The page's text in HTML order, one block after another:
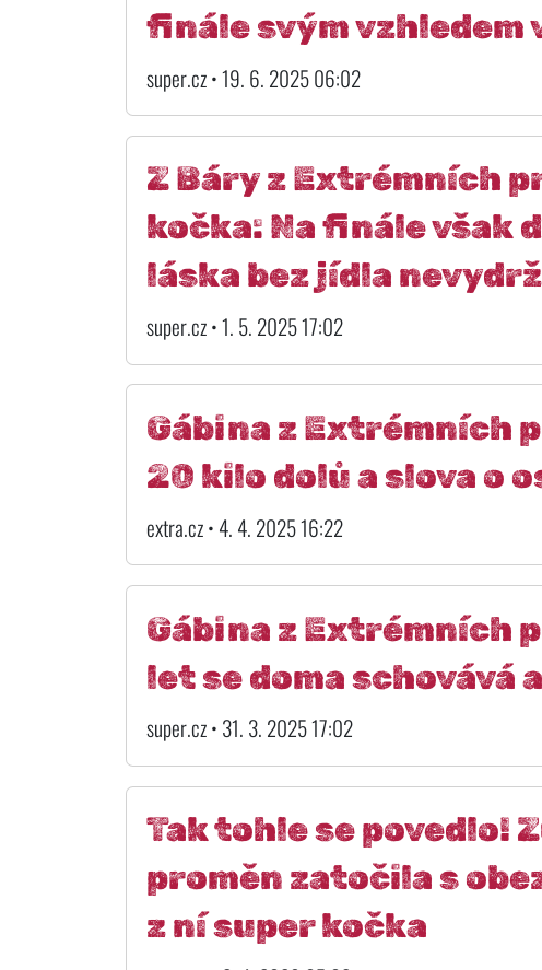
finále svým vzhledem
super.cz • 19. 6. 2025 06:02
Z Báry z Extrémních
kočka: Na finále však
láska bez jídla
super.cz • 1. 5. 2025 17:02
Gábina z Extrémních
20 kilo dolů a slova o
extra.cz • 4. 4. 2025 16:22
Gábina z Extrémních
let se doma schovává
super.cz • 31. 3. 2025 17:02
Tak tohle se povedlo!
proměn zatočila s
z ní super kočka